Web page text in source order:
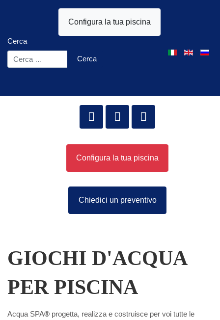
Configura la tua piscina
Cerca
Cerca
Seleziona la tua
Configura la tua piscina
Chiedici un preventivo
GIOCHI D'ACQUA
PER PISCINA
Acqua SPA® progetta, realizza e costruisce per voi tutte le